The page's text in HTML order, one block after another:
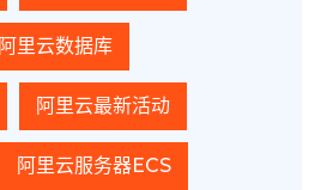
阿里云数据库
阿里云最新活动
阿里云服务器ECS